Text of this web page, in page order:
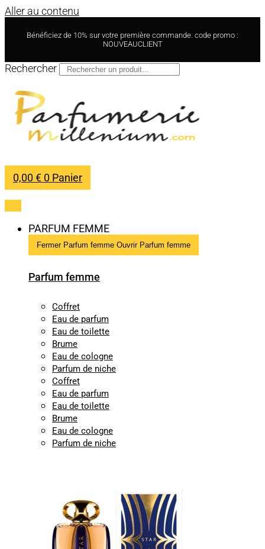
Aller au contenu
Bénéficiez de 10% sur votre première commande. code promo :
NOUVEAUCLIENT
Rechercher
0,00€ 0 Panier
PARFUM FEMME
Fermer Parfum femme Ouvrir Parfum femme
Parfum femme
Coffret
Eau de parfum
Eau de toilette
Brume
Eau de cologne
Parfum de niche
Coffret
Eau de parfum
Eau de toilette
Brume
Eau de cologne
Parfum de niche